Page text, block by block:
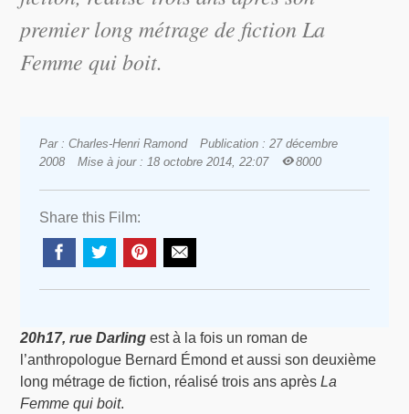
premier long métrage de fiction La
Femme qui boit.
Par : Charles-Henri Ramond
Publication : 27 décembre
2008
Mise à jour : 18 octobre 2014, 22:07 8000
Share this Film:
20h17, rue Darling est à la fois un roman de
l’anthropologue Bernard Émond et aussi son deuxième
long métrage de fiction, réalisé trois ans aprèsLa
Femme qui boit.